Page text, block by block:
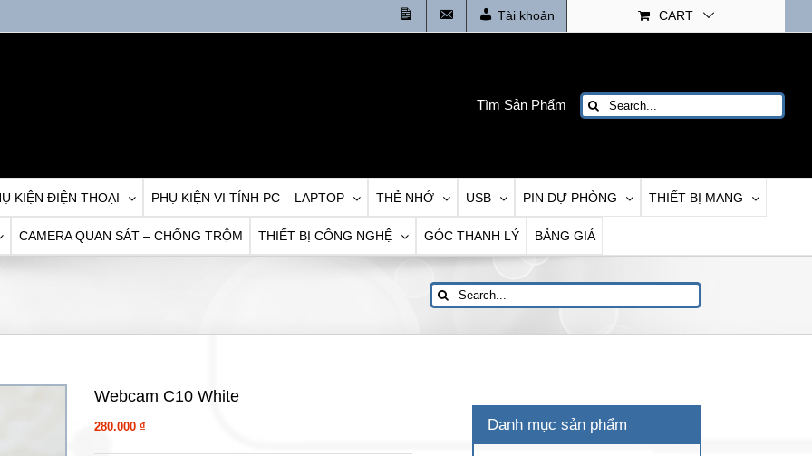
tức
Liên
Hệ
Tài khoản CART
Tìm Sản Phẩm
Search
for:
KIỆN ĐIỆN THOẠI PHỤ KIỆN VI TÍNH PC – LAPTOP THẺ NHỚ USB PIN DỰ PHÒNG THIẾT BỊ MẠNG
CAMERA QUAN SÁT – CHỐNG TRỘM THIẾT BỊ CÔNG NGHỆ GÓC THANH LÝ BẢNG GIÁ
Search
for:
Webcam C10 White
280.000 ₫ Danh mục sản phẩm